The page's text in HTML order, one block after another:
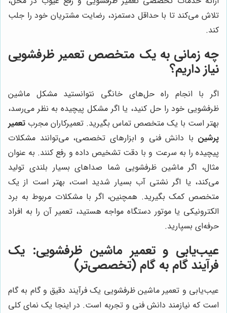
تلاش می‌کند تا با حداقل دستمزد، رضایت مشتریان خود را جلب
کند.
چه زمانی به یک متخصص تعمیر ظرفشویی
نیاز داریم؟
اگر با انجام راه حل‌های خانگی نتوانستید مشکل ماشین
ظرفشویی خود را حل کنید، یا اگر مشکل پیچیده به نظر می‌رسد،
بهتر است با یک متخصص تماس بگیرید. تعمیرکاران مجرب تعمیر
پرشین با دانش فنی و ابزارهای تخصصی، می‌توانند مشکلات
پیچیده را به سرعت و با دقت تشخیص داده و رفع کنند. به عنوان
مثال، اگر ماشین ظرفشویی شما صداهای بسیار بلندی تولید
می‌کند، یا اگر نشتی آب بسیار شدید است، بهتر است از یک
متخصص کمک بگیرید. همچنین، اگر با مشکلات مربوط به برد
الکترونیکی یا موتور دستگاه مواجه هستید، تعمیر آن را به افراد
حرفه‌ای بسپارید.
عیب‌یابی و تعمیر ماشین ظرفشویی: یک
فرآیند گام به گام (تخصصی‌تر)
عیب‌یابی و تعمیر ماشین ظرفشویی یک فرآیند دقیق و گام به گام
است که نیازمند دانش فنی و تجربه است. در اینجا یک نمای کلی